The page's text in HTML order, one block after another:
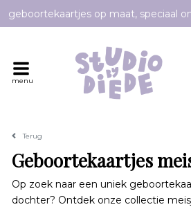
geboortekaartjes op maat, speciaal
Persoonlijk contact
menu
Terug
Geboortekaartjes
Op zoek naar een uniek
dochter? Ontdek onze collectie